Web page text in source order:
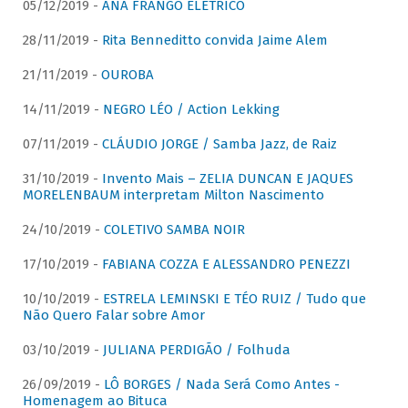
05/12/2019 - ANA FRANGO ELÉTRICO
28/11/2019 - Rita Benneditto convida Jaime Alem
21/11/2019 - OUROBA
14/11/2019 - NEGRO LÉO / Action Lekking
07/11/2019 - CLÁUDIO JORGE / Samba Jazz, de Raiz
31/10/2019 - Invento Mais – ZELIA DUNCAN E JAQUES
MORELENBAUM interpretam Milton Nascimento
24/10/2019 - COLETIVO SAMBA NOIR
17/10/2019 - FABIANA COZZA E ALESSANDRO PENEZZI
10/10/2019 - ESTRELA LEMINSKI E TÉO RUIZ / Tudo que
Não Quero Falar sobre Amor
03/10/2019 - JULIANA PERDIGÃO / Folhuda
26/09/2019 - LÔ BORGES / Nada Será Como Antes -
Homenagem ao Bituca